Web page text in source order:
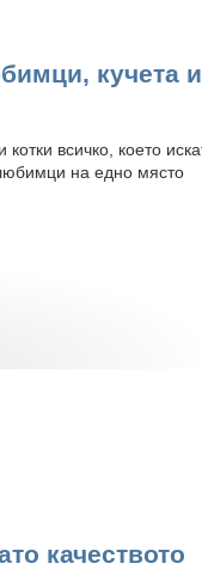
кучета и
всичко, което
на едно място
качеството